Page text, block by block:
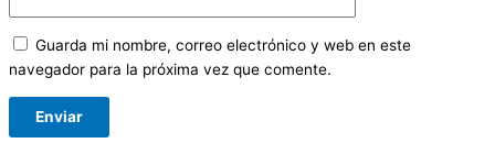
Guarda mi nombre, correo electrónico y web en este
navegador para la próxima vez que comente.